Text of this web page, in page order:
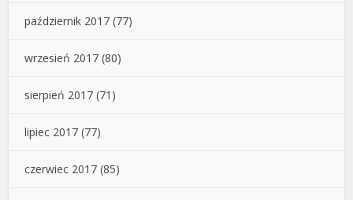
październik 2017 (77)
wrzesień 2017 (80)
sierpień 2017 (71)
lipiec 2017 (77)
czerwiec 2017 (85)